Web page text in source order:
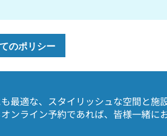
のポリシー
最適な、スタイリッシュな空間と施
ンライン予約であれば、皆様一緒に